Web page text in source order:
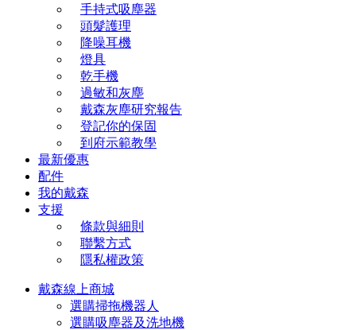
手持式吸塵器
頭髮護理
降噪耳機
燈具
乾手機
過敏和灰塵
戴森灰塵研究報告
登記你的保固
到府示範教學
最新優惠
配件
我的戴森
支援
條款與細則
聯繫方式
隱私權政策
戴森線上商城
選購掃拖機器人
選購吸塵器及洗地機